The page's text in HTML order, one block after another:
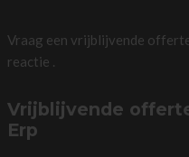
Vraag een vrijblijvende
reactie .
Vrijblijvende
Erp